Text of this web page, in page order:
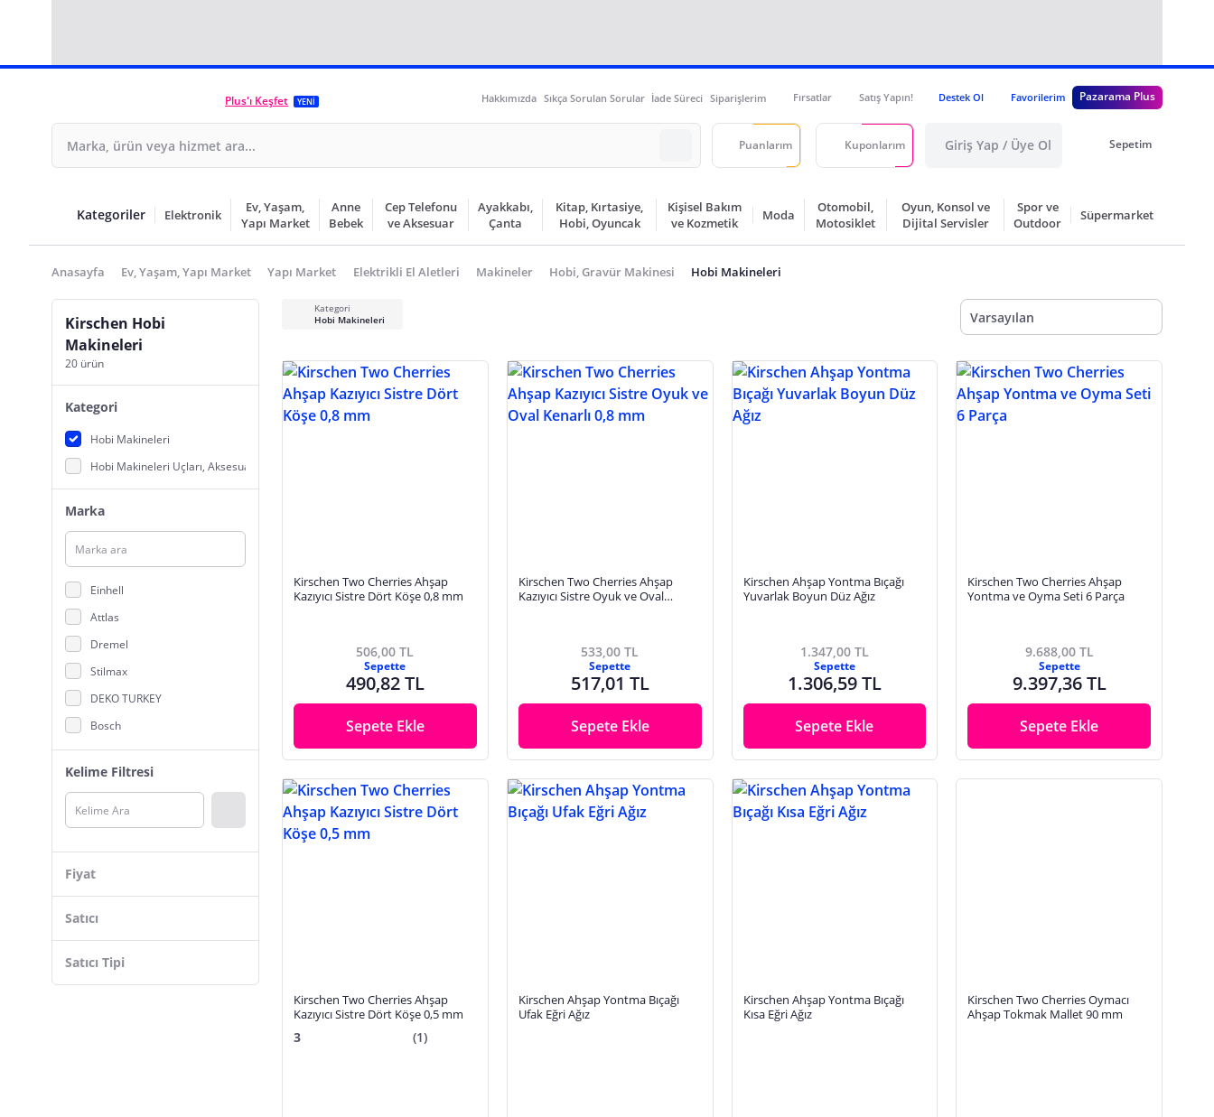
Plus'ı Keşfet YENİ Hakkımızda Sıkça Sorulan Sorular İade Süreci Siparişlerim Fırsatlar Satış Yapın! Destek Ol Favorilerim Pazarama Plus
Puanlarım Kuponlarım Giriş Yap / Üye Ol Sepetim
Kategoriler Elektronik
Ev, Yaşam,
Yapı Market
Anne
Bebek
Cep Telefonu
ve Aksesuar
Ayakkabı,
Çanta
Kitap, Kırtasiye,
Hobi, Oyuncak
Kişisel Bakım
ve Kozmetik
Moda
Otomobil,
Motosiklet
Oyun, Konsol ve
Dijital Servisler
Spor ve
Outdoor
Süpermarket
Anasayfa Ev, Yaşam, Yapı Market Yapı Market Elektrikli El Aletleri Makineler Hobi, Gravür Makinesi Hobi Makineleri
Kirschen Hobi
Makineleri
20 ürün
Kategori
Hobi Makineleri
Hobi Makineleri Uçları, Aksesuarları
Marka
Einhell
Attlas
Dremel
Stilmax
DEKO TURKEY
Bosch
Rox Wood
Topshop
MoonShop
Staxx Power
Yerli
RETOOLS
Kelime Filtresi
Fiyat
Satıcı
Satıcı Tipi
Kategori
Hobi Makineleri
Varsayılan
Kirschen Two Cherries Ahşap
Kazıyıcı Sistre Dört Köşe 0,8 mm
506,00 TL
Sepette
490,82 TL
Sepete Ekle
Kirschen Two Cherries Ahşap
Kazıyıcı Sistre Oyuk ve Oval
533,00 TL
Sepette
517,01 TL
Sepete Ekle
Kirschen Ahşap Yontma Bıçağı
Yuvarlak Boyun Düz Ağız
1.347,00 TL
Sepette
1.306,59 TL
Sepete Ekle
Kirschen Two Cherries Ahşap
Yontma ve Oyma Seti 6 Parça
9.688,00 TL
Sepette
9.397,36 TL
Sepete Ekle
Kirschen Two Cherries Ahşap
Kazıyıcı Sistre Dört Köşe 0,5 mm
3 (1)
Kirschen Ahşap Yontma Bıçağı
Ufak Eğri Ağız
Kirschen Ahşap Yontma Bıçağı
Kısa Eğri Ağız
Kirschen Two Cherries Oymacı
Ahşap Tokmak Mallet 90 mm